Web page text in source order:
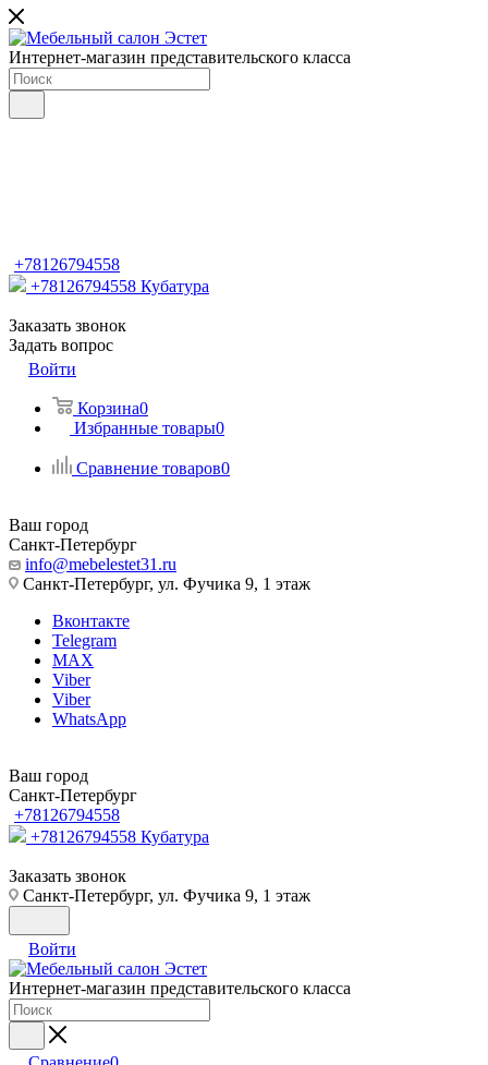
Интернет-магазин представительского класса
+78126794558
+78126794558 Кубатура
Заказать звонок
Задать вопрос
Войти
Корзина0
Избранные товары0
Сравнение товаров0
Ваш город
Санкт-Петербург
info@mebelestet31.ru
Санкт-Петербург, ул. Фучика 9, 1 этаж
Вконтакте
Telegram
MAX
Viber
Viber
WhatsApp
Ваш город
Санкт-Петербург
+78126794558
+78126794558 Кубатура
Заказать звонок
Санкт-Петербург, ул. Фучика 9, 1 этаж
Войти
Интернет-магазин представительского класса